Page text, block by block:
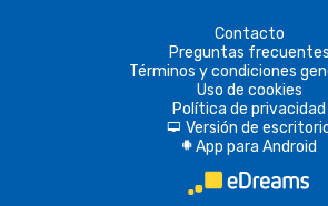
Contacto
Preguntas frecuentes
Términos y condiciones
Uso de cookies
Política de privacidad
d Versión de
A App para Android